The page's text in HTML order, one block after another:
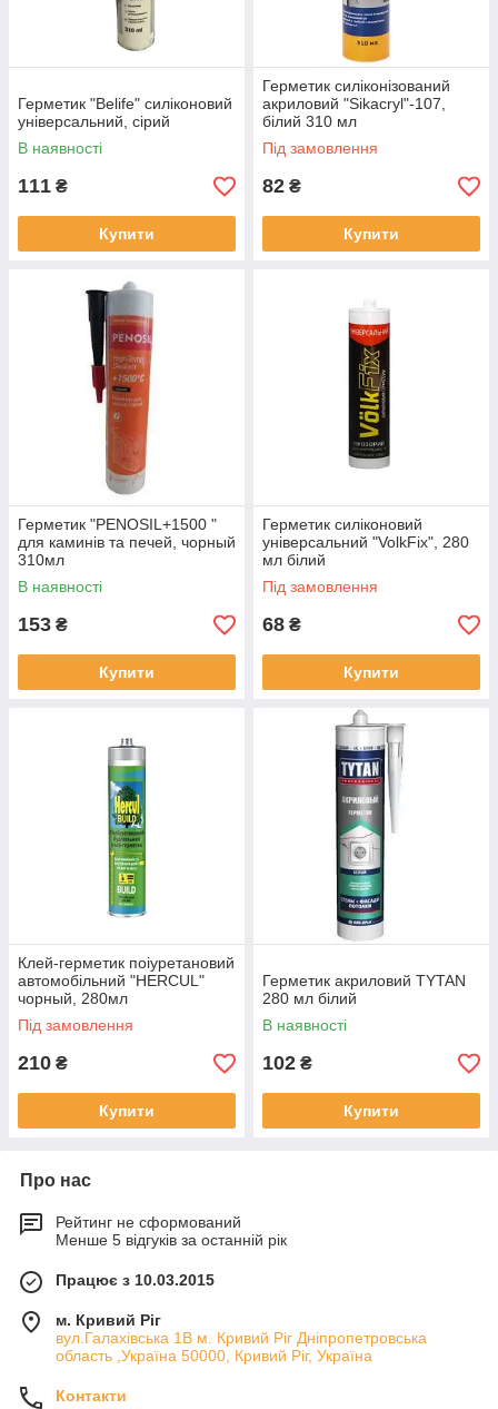
Герметик "Belife" силіконовий
універсальний, сірий
В наявності
111 ₴
Купити
Герметик силіконізований
акриловий "Sikacryl"-107,
білий 310 мл
Під замовлення
82 ₴
Купити
Герметик "PENOSIL+1500 "
для каминів та печей, чорный
310мл
В наявності
153 ₴
Купити
Герметик силіконовий
універсальний "VolkFix", 280
мл білий
Під замовлення
68 ₴
Купити
Клей-герметик поіуретановий
автомобільний "HERCUL"
чорный, 280мл
Під замовлення
210 ₴
Купити
Герметик акриловий TYTAN
280 мл білий
В наявності
102 ₴
Купити
Про нас
Рейтинг не сформований
Менше 5 відгуків за останній рік
Працює з 10.03.2015
м. Кривий Ріг
вул.Галахівська 1В м. Кривий Ріг Дніпропетровська
область ,Україна 50000, Кривий Ріг, Україна
Контакти